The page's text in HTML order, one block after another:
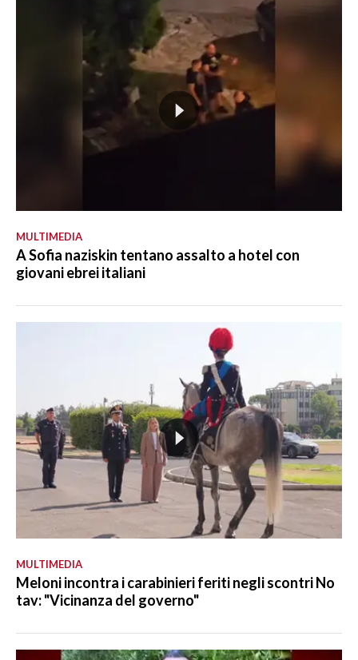
MULTIMEDIA
A Sofia naziskin tentano assalto a hotel con
giovani ebrei italiani
MULTIMEDIA
Meloni incontra i carabinieri feriti negli scontri No
tav: "Vicinanza del governo"